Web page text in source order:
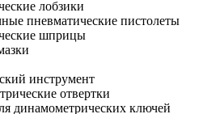
лобзики
пневматические пистолеты
шприцы
инструмент
отвертки
динамометрических ключей